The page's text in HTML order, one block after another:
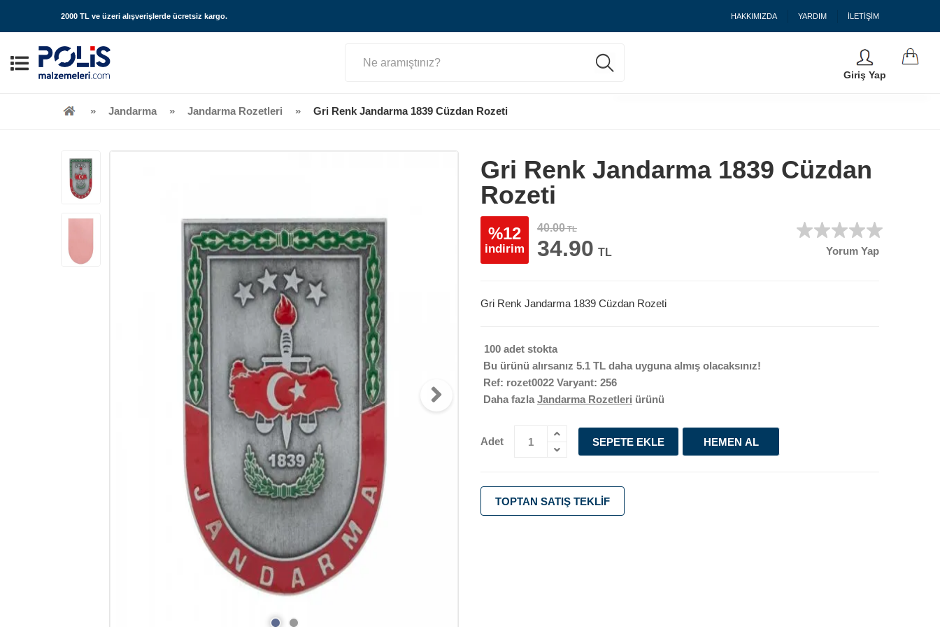
2000 TL ve üzeri alışverişlerde ücretsiz kargo. HAKKIMIZDA YARDIM İLETİŞİM
Giriş Yap
Jandarma Jandarma Rozetleri Gri Renk Jandarma 1839 Cüzdan Rozeti
Gri Renk Jandarma 1839 Cüzdan
Rozeti
%12
indirim
40.00TL
34.90 TL Yorum Yap
Gri Renk Jandarma 1839 Cüzdan Rozeti
100 adet stokta
Bu ürünü alırsanız 5.1 TL daha uyguna almış olacaksınız!
Ref: rozet0022 Varyant: 256
Daha fazla Jandarma Rozetleri ürünü
Adet SEPETE EKLE HEMEN AL
TOPTAN SATIŞ TEKLIF